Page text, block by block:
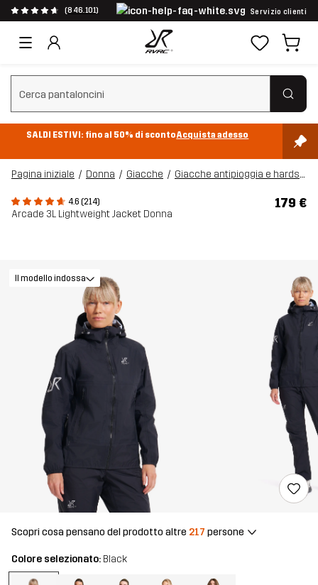
(846.101) Servizio clienti
Cancella ricerca
SALDI ESTIVI: fino al 50% di scontoAcquista adesso
Pagina iniziale Donna Giacche Giacche antipioggia e hardshell
4.6 (214)
Arcade 3L Lightweight Jacket Donna
179 €
Il modello indossa
Scopri cosa pensano del prodotto altre 217 persone
Colore selezionato: Black